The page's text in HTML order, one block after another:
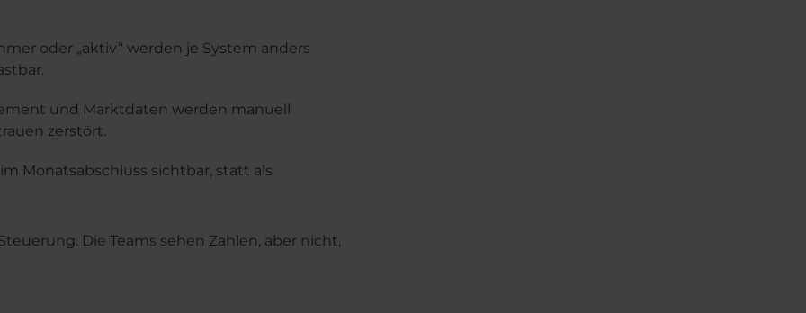
oder „aktiv“ werden je System anders
und Marktdaten werden manuell
zerstört.
Monatsabschluss sichtbar, statt als
Die Teams sehen Zahlen, aber nicht,